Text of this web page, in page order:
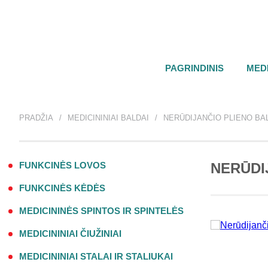
PAGRINDINIS
PRADŽIA MEDICININIAI BALDAI NERŪDIJANČIO PLIENO
FUNKCINĖS LOVOS
FUNKCINĖS KĖDĖS
MEDICININĖS SPINTOS IR SPINTELĖS
MEDICININIAI ČIUŽINIAI
MEDICININIAI STALAI IR STALIUKAI